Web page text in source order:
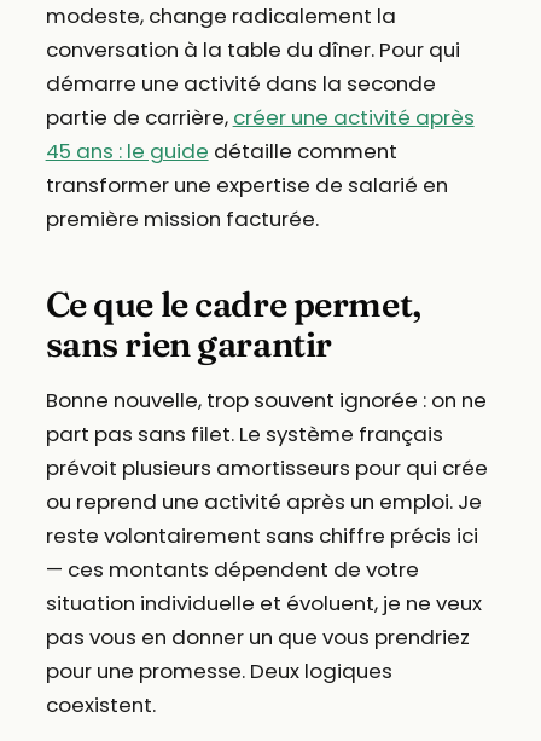
modeste, change radicalement la
conversation à la table du dîner. Pour qui
démarre une activité dans la seconde
partie de carrière, créer une activité après
45 ans : le guide détaille comment
transformer une expertise de salarié en
première mission facturée.
Ce que le cadre permet,
sans rien garantir
Bonne nouvelle, trop souvent ignorée : on ne
part pas sans filet. Le système français
prévoit plusieurs amortisseurs pour qui crée
ou reprend une activité après un emploi. Je
reste volontairement sans chiffre précis ici
— ces montants dépendent de votre
situation individuelle et évoluent, je ne veux
pas vous en donner un que vous prendriez
pour une promesse. Deux logiques
coexistent.